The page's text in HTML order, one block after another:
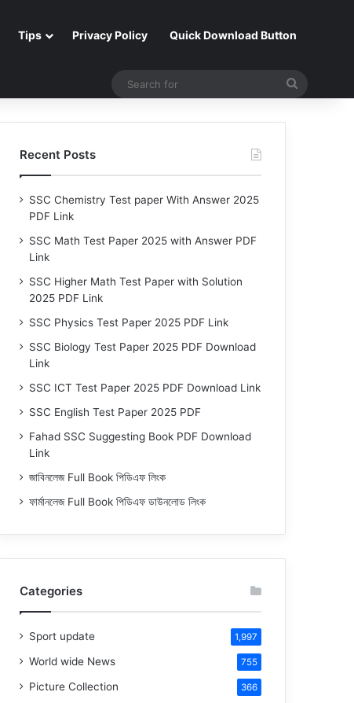
Tips Privacy Policy Quick Download Button
Recent Posts
SSC Chemistry Test paper With Answer 2025
PDF Link
SSC Math Test Paper 2025 with Answer PDF
Link
SSC Higher Math Test Paper with Solution
2025 PDF Link
SSC Physics Test Paper 2025 PDF Link
SSC Biology Test Paper 2025 PDF Download
Link
SSC ICT Test Paper 2025 PDF Download Link
SSC English Test Paper 2025 PDF
Fahad SSC Suggesting Book PDF Download
Link
জাবিনলেজ Full Book পিডিএফ লিংক
ফার্মানলেজ Full Book পিডিএফ ডাউনলোড লিংক
Categories
Sport update 1,997
World wide News 755
Picture Collection 366